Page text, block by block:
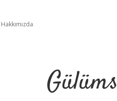
Hakkımızda